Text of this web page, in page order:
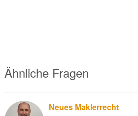
Ähnliche Fragen
Neues Maklerrecht